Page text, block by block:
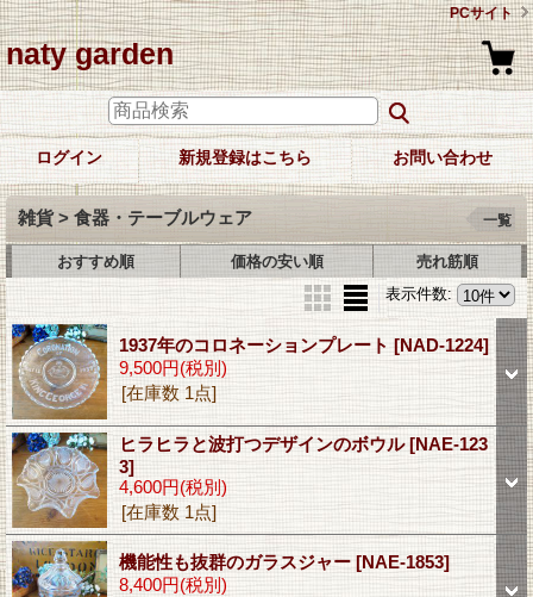
PCサイト
naty garden
ログイン 新規登録はこちら お問い合わせ
雑貨 > 食器・テーブルウェア 一覧
おすすめ順 価格の安い順
売れ筋順
表示件数:
1937年のコロネーションプレート [NAD-1224]
9,500円(税別)
[在庫数 1点]
ヒラヒラと波打つデザインのボウル[NAE-123
3]
4,600円(税別)
[在庫数 1点]
機能性も抜群のガラスジャー [NAE-1853]
8,400円(税別)